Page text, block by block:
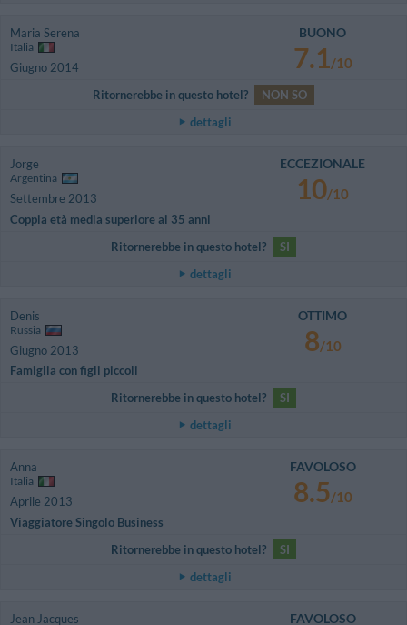
Maria Serena
Italia
Giugno 2014
BUONO
7.1/10
Ritornerebbe in questo hotel?
NON SO
dettagli
Jorge
Argentina
Settembre 2013
Coppia età media superiore ai 35 anni
ECCEZIONALE
10/10
Ritornerebbe in questo hotel?
SI
dettagli
Denis
Russia
Giugno 2013
Famiglia con figli piccoli
OTTIMO
8/10
Ritornerebbe in questo hotel?
SI
dettagli
Anna
Italia
Aprile 2013
Viaggiatore Singolo Business
FAVOLOSO
8.5/10
Ritornerebbe in questo hotel?
SI
dettagli
Jean Jacques FAVOLOSO